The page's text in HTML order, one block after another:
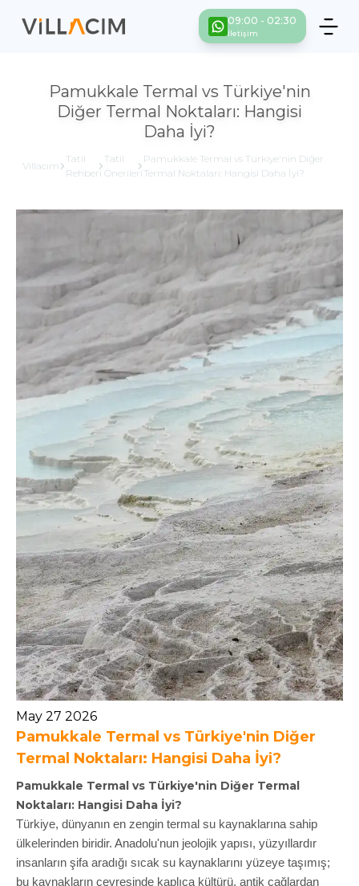
09:00 - 02:30
İletişim
Pamukkale Termal vs Türkiye'nin
Diğer Termal Noktaları: Hangisi
Daha İyi?
Villacım
Tatil
Rehberi
Tatil
Önerileri
Pamukkale Termal vs Türkiye'nin Diğer
Termal Noktaları: Hangisi Daha İyi?
May 27 2026
Pamukkale Termal vs Türkiye'nin Diğer
Termal Noktaları: Hangisi Daha İyi?
Pamukkale Termal vs Türkiye'nin Diğer Termal
Noktaları: Hangisi Daha İyi?
Türkiye, dünyanın en zengin termal su kaynaklarına sahip
ülkelerinden biridir. Anadolu'nun jeolojik yapısı, yüzyıllardır
insanların şifa aradığı sıcak su kaynaklarını yüzeye taşımış;
bu kaynakların çevresinde kaplıca kültürü, antik çağlardan